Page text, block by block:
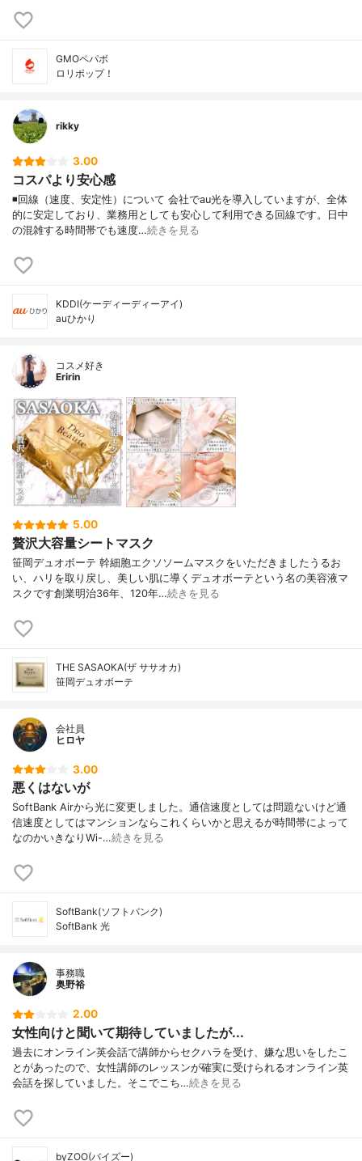
GMOペパボ
ロリポップ！
rikky
3.00
コスパより安心感
◾️回線（速度、安定性）について 会社でau光を導入していますが、全体
的に安定しており、業務用としても安心して利用できる回線です。日中
の混雑する時間帯でも速度…続きを見る
KDDI(ケーディーディーアイ)
auひかり
コスメ好き
Eririn
5.00
贅沢大容量シートマスク
笹岡デュオボーテ 幹細胞エクソソームマスクをいただきましたうるお
い、ハリを取り戻し、美しい肌に導くデュオボーテという名の美容液マ
スクです創業明治36年、120年…続きを見る
THE SASAOKA(ザ ササオカ)
笹岡デュオボーテ
会社員
ヒロヤ
3.00
悪くはないが
SoftBank Airから光に変更しました。通信速度としては問題ないけど通
信速度としてはマンションならこれくらいかと思えるが時間帯によって
なのかいきなりWi-…続きを見る
SoftBank(ソフトバンク)
SoftBank 光
事務職
奥野裕
2.00
女性向けと聞いて期待していましたが...
過去にオンライン英会話で講師からセクハラを受け、嫌な思いをしたこ
とがあったので、女性講師のレッスンが確実に受けられるオンライン英
会話を探していました。そこでこち…続きを見る
byZOO(バイズー)